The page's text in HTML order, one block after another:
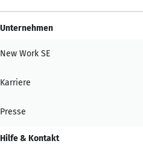
Unternehmen
New Work SE
Karriere
Presse
Hilfe & Kontakt